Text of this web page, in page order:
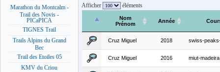
Marathon du Montcalm -
Trail des Novis -
PICaPICA
TIGNES Trail
Trails Alpins du Grand
Bec
Trail des Etoiles 05
KMV du Criou
Afficher éléments
Nom
Prénom
Année
Cruz Miguel 2018 swiss-
Cruz Miguel 2016 miut-